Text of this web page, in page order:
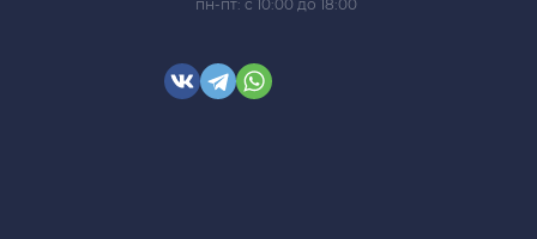
пн-пт: с 10:00 до 18:00